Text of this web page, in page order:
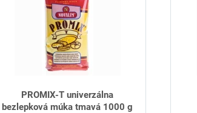
PROMIX-T univerzálna
bezlepková múka tmavá 1000 g